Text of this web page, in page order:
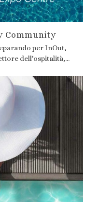
Community
per InOut,
dell'ospitalità,…